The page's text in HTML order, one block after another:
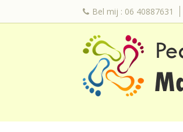
Bel mij : 06 40887631